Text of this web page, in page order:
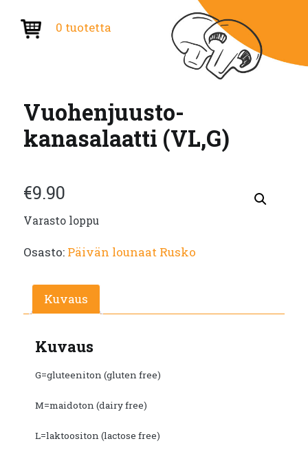
0 tuotetta
Vuohenjuusto-
kanasalaatti (VL,G)
€9.90
Varasto loppu
Osasto: Päivän lounaat Rusko
Kuvaus
Kuvaus
G=gluteeniton (gluten free)
M=maidoton (dairy free)
L=laktoositon (lactose free)